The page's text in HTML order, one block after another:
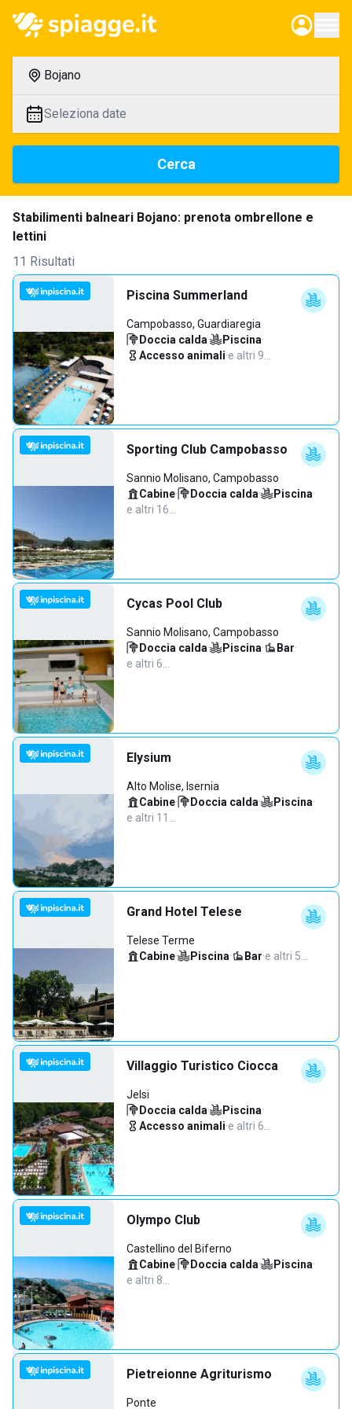
Bojano
Seleziona date
Cerca
Stabilimenti balneari Bojano: prenota ombrellone e
lettini
11 Risultati
Piscina Summerland
Campobasso, Guardiaregia
Doccia calda· Piscina·
Accesso animali·e altri 9…
Sporting Club Campobasso
Sannio Molisano, Campobasso
Cabine· Doccia calda· Piscina·
e altri 16…
Cycas Pool Club
Sannio Molisano, Campobasso
Doccia calda· Piscina· Bar·
e altri 6…
Elysium
Alto Molise, Isernia
Cabine· Doccia calda· Piscina·
e altri 11…
Grand Hotel Telese
Telese Terme
Cabine· Piscina· Bar·e altri 5…
Villaggio Turistico Ciocca
Jelsi
Doccia calda· Piscina·
Accesso animali·e altri 6…
Olympo Club
Castellino del Biferno
Cabine· Doccia calda· Piscina·
e altri 8…
Pietreionne Agriturismo
Ponte